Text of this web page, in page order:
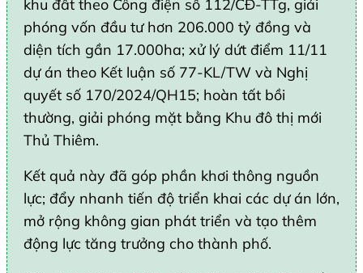
khu đất theo Công điện số 112/CĐ-TTg, giải
phóng vốn đầu tư hơn 206.000 tỷ đồng và
diện tích gần 17.000ha; xử lý dứt điểm 11/11
dự án theo Kết luận số 77-KL/TW và Nghị
quyết số 170/2024/QH15; hoàn tất bồi
thường, giải phóng mặt bằng Khu đô thị mới
Thủ Thiêm.
Kết quả này đã góp phần khơi thông nguồn
lực; đẩy nhanh tiến độ triển khai các dự án lớn,
mở rộng không gian phát triển và tạo thêm
động lực tăng trưởng cho thành phố.